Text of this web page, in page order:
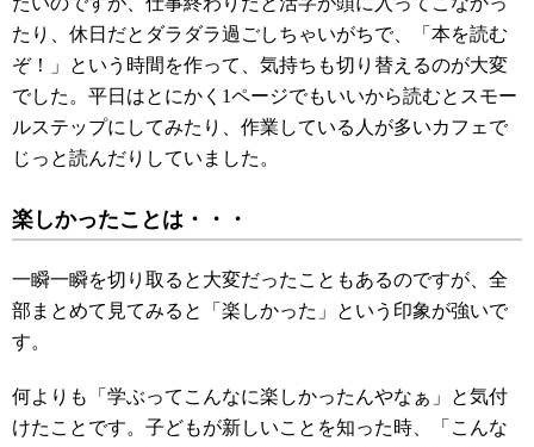
たり、休日だとダラダラ過ごしちゃいがちで、「本を読む
ぞ！」という時間を作って、気持ちも切り替えるのが大変
でした。平日はとにかく1ページでもいいから読むとスモー
ルステップにしてみたり、作業している人が多いカフェで
じっと読んだりしていました。
楽しかったことは・・・
一瞬一瞬を切り取ると大変だったこともあるのですが、全
部まとめて見てみると「楽しかった」という印象が強いで
す。
何よりも「学ぶってこんなに楽しかったんやなぁ」と気付
けたことです。子どもが新しいことを知った時、「こんな